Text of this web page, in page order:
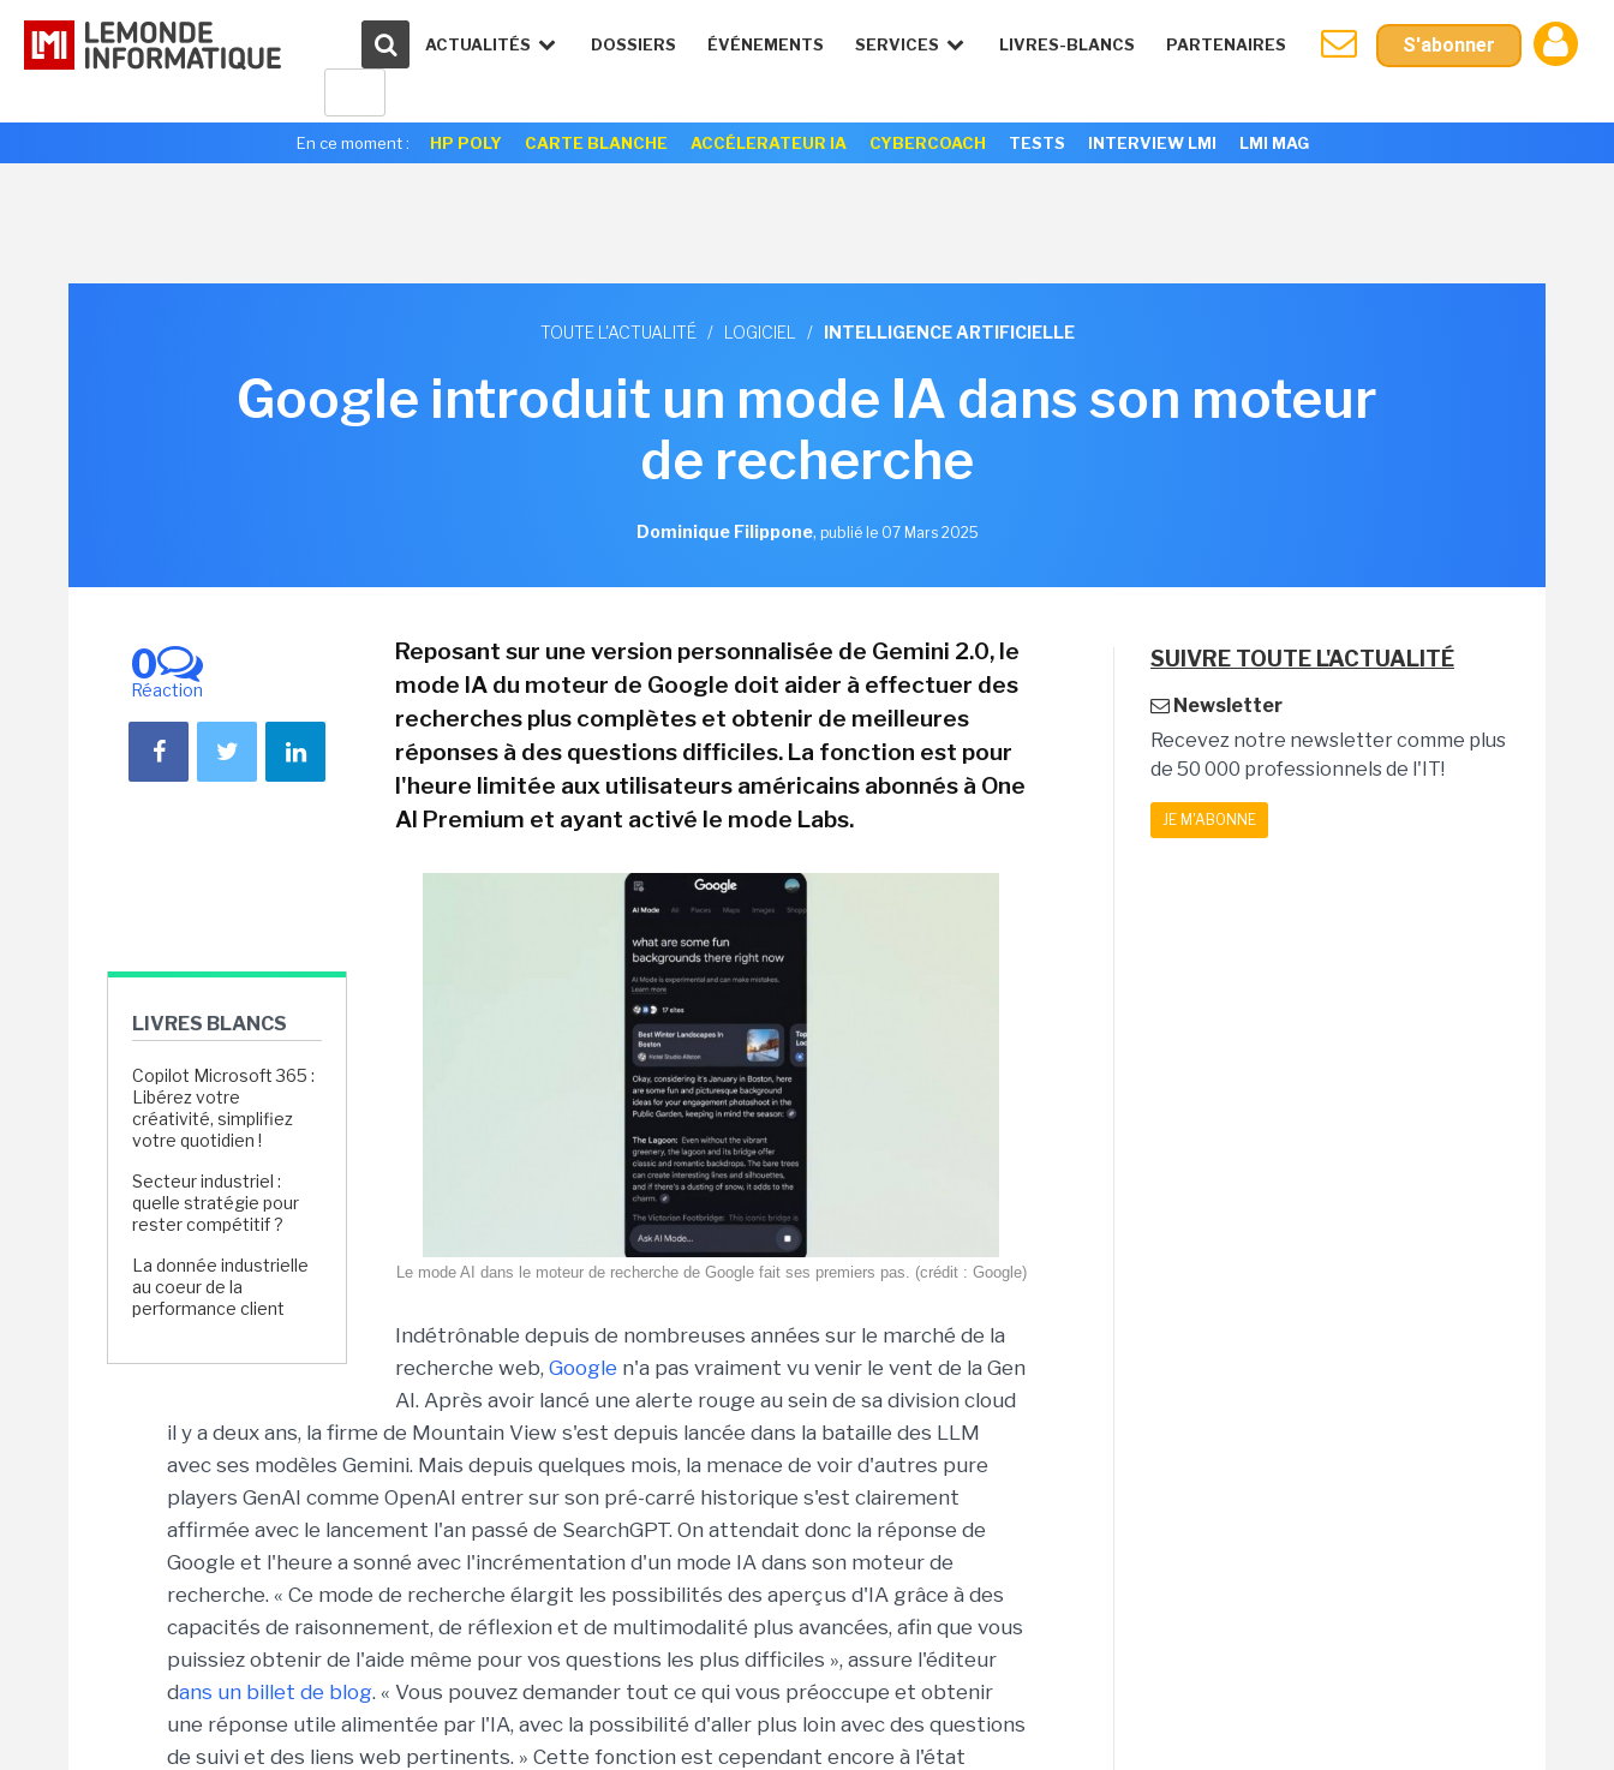
ACTUALITÉS DOSSIERS ÉVÉNEMENTS SERVICES LIVRES-BLANCS PARTENAIRES S'abonner
En ce moment : HP POLY CARTE BLANCHE ACCÉLERATEUR IA CYBERCOACH TESTS INTERVIEW LMI LMI MAG
TOUTE L'ACTUALITÉ / LOGICIEL / INTELLIGENCE ARTIFICIELLE
Google introduit un mode IA dans son moteur
de recherche
Dominique Filippone, publié le 07 Mars 2025
0
Réaction
LIVRES BLANCS
Copilot Microsoft 365 :
Libérez votre
créativité, simplifiez
votre quotidien !
Secteur industriel :
quelle stratégie pour
rester compétitif ?
La donnée industrielle
au coeur de la
performance client
Reposant sur une version personnalisée de Gemini 2.0, le
mode IA du moteur de Google doit aider à effectuer des
recherches plus complètes et obtenir de meilleures
réponses à des questions difficiles. La fonction est pour
l'heure limitée aux utilisateurs américains abonnés à One
AI Premium et ayant activé le mode Labs.
Le mode AI dans le moteur de recherche de Google fait ses premiers pas. (crédit : Google)
Indétrônable depuis de nombreuses années sur le marché de la
recherche web, Google n'a pas vraiment vu venir le vent de la Gen
AI. Après avoir lancé une alerte rouge au sein de sa division cloud
il y a deux ans, la firme de Mountain View s'est depuis lancée dans la bataille des LLM
avec ses modèles Gemini. Mais depuis quelques mois, la menace de voir d'autres pure
players GenAI comme OpenAI entrer sur son pré-carré historique s'est clairement
affirmée avec le lancement l'an passé de SearchGPT. On attendait donc la réponse de
Google et l'heure a sonné avec l'incrémentation d'un mode IA dans son moteur de
recherche. « Ce mode de recherche élargit les possibilités des aperçus d'IA grâce à des
capacités de raisonnement, de réflexion et de multimodalité plus avancées, afin que vous
puissiez obtenir de l'aide même pour vos questions les plus difficiles », assure l'éditeur
dans un billet de blog. « Vous pouvez demander tout ce qui vous préoccupe et obtenir
une réponse utile alimentée par l'IA, avec la possibilité d'aller plus loin avec des questions
de suivi et des liens web pertinents. » Cette fonction est cependant encore à l'état
SUIVRE TOUTE L'ACTUALITÉ
Newsletter
Recevez notre newsletter comme plus
de 50 000 professionnels de l'IT!
JE M'ABONNE